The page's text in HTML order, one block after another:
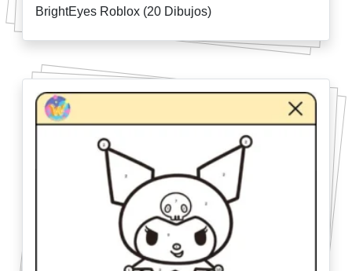
BrightEyes Roblox (20 Dibujos)